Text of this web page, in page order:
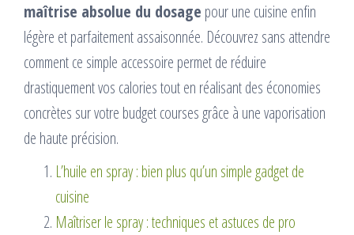
maîtrise absolue du dosage pour une cuisine enfin
légère et parfaitement assaisonnée. Découvrez sans attendre
comment ce simple accessoire permet de réduire
drastiquement vos calories tout en réalisant des économies
concrètes sur votre budget courses grâce à une vaporisation
de haute précision.
L’huile en spray : bien plus qu’un simple gadget de
cuisine
Maîtriser le spray : techniques et astuces de pro